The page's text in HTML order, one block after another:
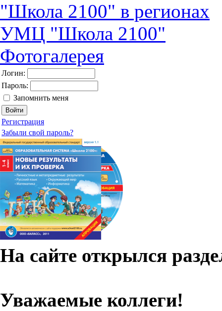
"Школа 2100" в регионах
УМЦ "Школа 2100"
Фотогалерея
Логин:
Пароль:
Запомнить меня
Регистрация
Забыли свой пароль?
На сайте открылся
Уважаемые коллеги!